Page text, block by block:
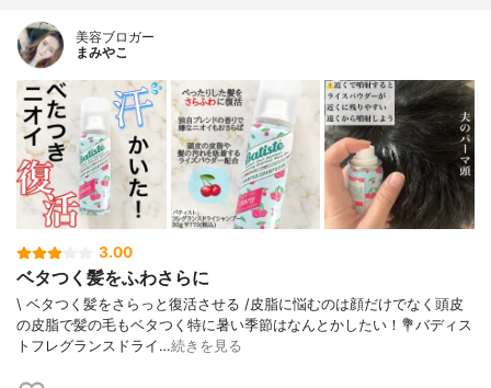
美容ブロガー
まみやこ
3.00
ベタつく髪をふわさらに
\ ベタつく髪をさらっと復活させる /⁡皮脂に悩むのは顔だけでなく頭皮
の皮脂で髪の毛もベタつく特に暑い季節はなんとかしたい！⁡⁡⁡💐バディス
トフレグランスドライ…続きを見る